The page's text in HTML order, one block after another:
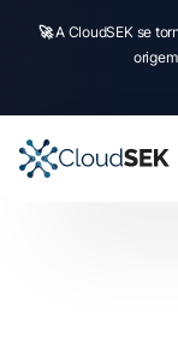
🚀A CloudSEK se